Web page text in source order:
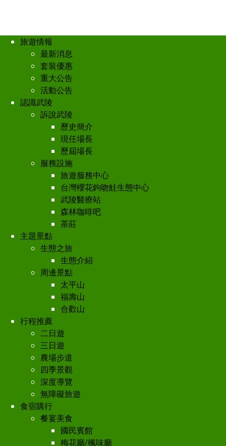
旅遊情報
最新消息
套裝優惠
重大公告
活動公告
認識武陵
訴說武陵
歷史簡介
現任場長
歷屆場長
服務設施
旅遊服務中心
台灣櫻花鉤吻鮭生態中心
武陵醫療站
森林咖啡吧
茶莊
主題景點
生態之旅
生態介紹
周邊景點
太平山
福壽山
合歡山
行程推薦
二日遊
三日遊
農場步道
四季景觀
深度導覽
無障礙旅遊
食宿購行
餐宴美食
國民賓館
梅花廳/楓味廳